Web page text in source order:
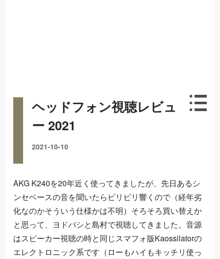
ヘッドフォン視聴レビュ
ー 2021
2021-10-10
AKG K240を20年近く使ってきましたが、先日あるシ
ンセベースの音を聞いたらビリビリ響くので（経年劣
化なのかそういう仕様かは不明）そろそろ買い替えか
と思って、ヨドバシと島村で視聴してきました。音源
はスピーカー視聴の時と同じスマフォ版Kaossilatorの
エレクトロニック系です（ローもハイもキッチリ使っ